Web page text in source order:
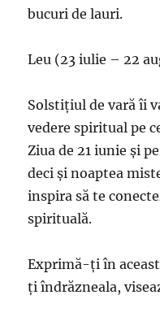
bucuri de lauri.
Leu (23 iulie – 22
Solstițiul de vară îi
vedere spiritual pe
Ziua de 21 iunie și
deci și noaptea
inspira să te
spirituală.
Exprimă-ți în
ți îndrăzneala,